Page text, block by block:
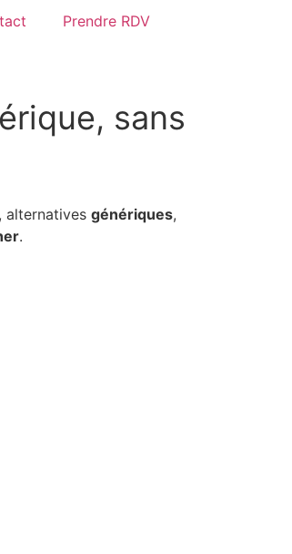
Prendre RDV
sans
alternatives génériques,
.